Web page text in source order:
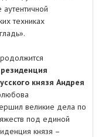
техниках
князя Андрея
великие дела по
под единой
князя –